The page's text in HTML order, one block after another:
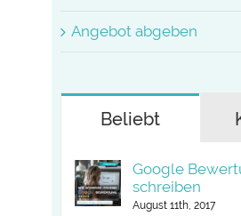
Angebot abgeben
Beliebt
Google
schreiben
August 11th, 2017